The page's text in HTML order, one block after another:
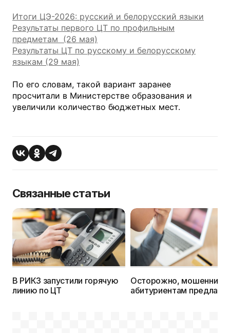
Итоги ЦЭ-2026: русский и белорусский языки
Результаты первого ЦТ по профильным
предметам (26 мая)
Результаты ЦТ по русскому и белорусскому
языкам (29 мая)
По его словам, такой вариант заранее
просчитали в Министерстве образования и
увеличили количество бюджетных мест.
Связанные статьи
В РИКЗ запустили горячую
линию по ЦТ
Осторожно, мошенники:
абитуриентам